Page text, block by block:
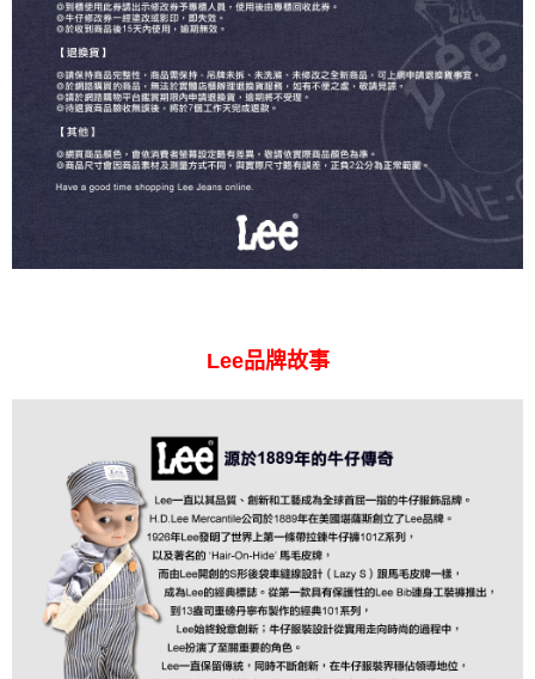
Lee品牌故事